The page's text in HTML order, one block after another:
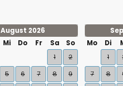
August 2026
Mi Do Fr Sa So
1
2
5 6 7 8
9
Mo
Di
1
7
8